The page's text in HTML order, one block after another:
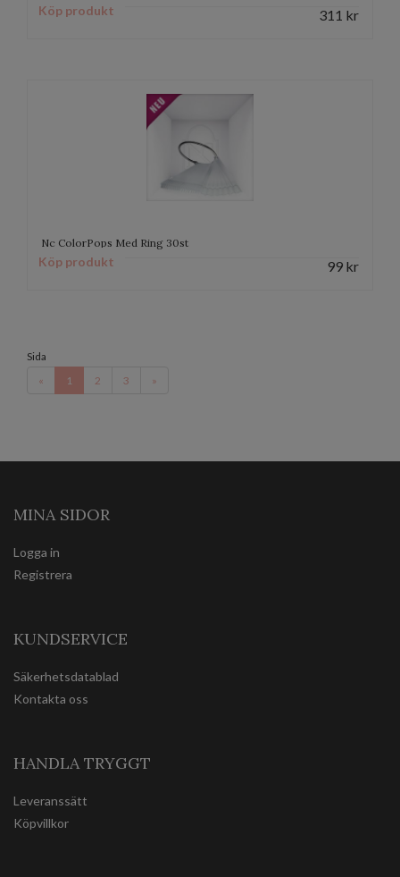
Köp produkt 311 kr
Nc ColorPops Med Ring 30st
Köp produkt 99 kr
Sida
«
1 2 3 »
MINA SIDOR
Logga in
Registrera
KUNDSERVICE
Säkerhetsdatablad
Kontakta oss
HANDLA TRYGGT
Leveranssätt
Köpvillkor